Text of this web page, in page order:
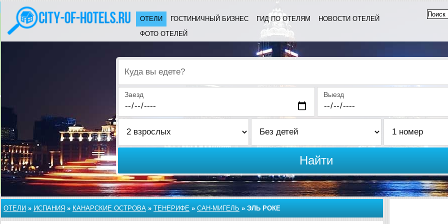
ОТЕЛИ ГОСТИНИЧНЫЙ БИЗНЕС ГИД ПО ОТЕЛЯМ
НОВОСТИ ОТЕЛЕЙ
ФОТО ОТЕЛЕЙ
Куда вы едете?
Заезд Выезд
Найти
ОТЕЛИ » ИСПАНИЯ » КАНАРСКИЕ ОСТРОВА » ТЕНЕРИФЕ » САН-МИГЕЛЬ » ЭЛЬ РОКЕ